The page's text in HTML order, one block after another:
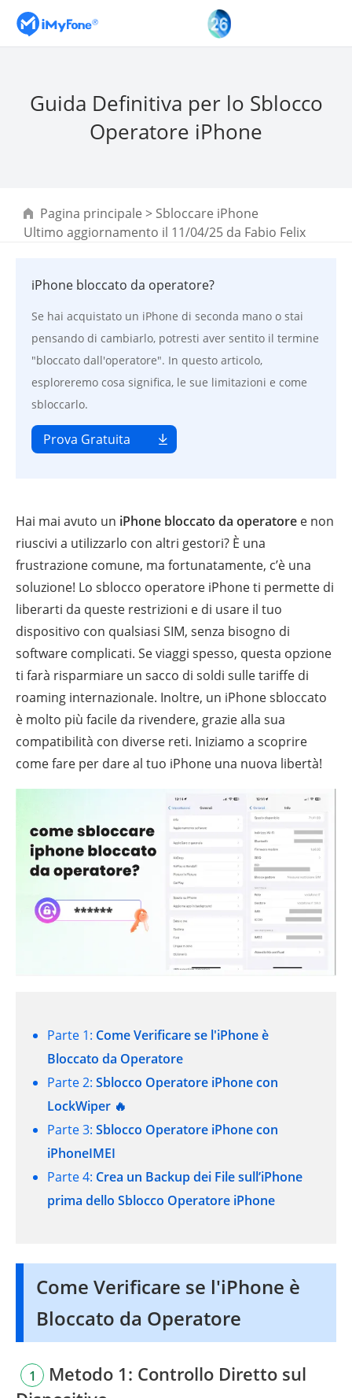
Guida Definitiva per lo Sblocco
Operatore iPhone
Pagina principale > Sbloccare iPhone
Ultimo aggiornamento il 11/04/25 da Fabio Felix
iPhone bloccato da operatore?
Se hai acquistato un iPhone di seconda mano o stai
pensando di cambiarlo, potresti aver sentito il termine
"bloccato dall'operatore". In questo articolo,
esploreremo cosa significa, le sue limitazioni e come
sbloccarlo.
Prova Gratuita
Hai mai avuto un iPhone bloccato da operatore e non
riuscivi a utilizzarlo con altri gestori? È una
frustrazione comune, ma fortunatamente, c’è una
soluzione! Lo sblocco operatore iPhone ti permette di
liberarti da queste restrizioni e di usare il tuo
dispositivo con qualsiasi SIM, senza bisogno di
software complicati. Se viaggi spesso, questa opzione
ti farà risparmiare un sacco di soldi sulle tariffe di
roaming internazionale. Inoltre, un iPhone sbloccato
è molto più facile da rivendere, grazie alla sua
compatibilità con diverse reti. Iniziamo a scoprire
come fare per dare al tuo iPhone una nuova libertà!
Parte 1: Come Verificare se l'iPhone è
Bloccato da Operatore
Parte 2: Sblocco Operatore iPhone con
LockWiper 🔥
Parte 3: Sblocco Operatore iPhone con
iPhoneIMEI
Parte 4: Crea un Backup dei File sull’iPhone
prima dello Sblocco Operatore iPhone
Come Verificare se l'iPhone è
Bloccato da Operatore
1
Metodo 1: Controllo Diretto sul